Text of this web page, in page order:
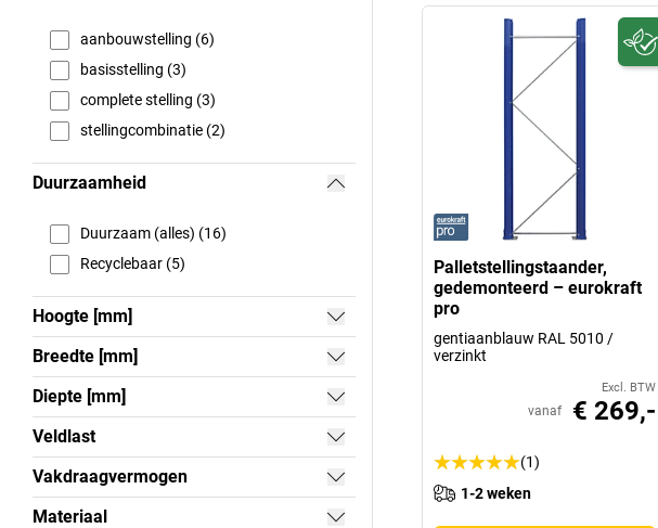
aanbouwstelling (6)
basisstelling (3)
complete stelling (3)
stellingcombinatie (2)
Duurzaamheid
Duurzaam (alles) (16)
Recyclebaar (5)
Hoogte [mm]
Breedte [mm]
Diepte [mm]
Veldlast
Vakdraagvermogen
Materiaal
Palletstellingstaander,
gedemonteerd – eurokraft
pro
gentiaanblauw RAL 5010 /
verzinkt
Excl. BTW
vanaf € 269,-
(1)
1-2 weken